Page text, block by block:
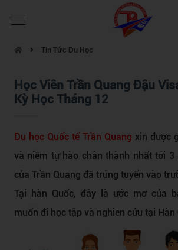
Tin Tức Du Học
Học Viên Trần Quang Đậu
Kỳ Học Tháng 12
Du học Quốc tế Trần Quang xin được
và niềm tự hào chân thành nhất tới
của Trần Quang đã trúng tuyển vào
Tại hàn Quốc, đây là ước mơ của
muốn đi học tập và nghien cứu tại Hàn